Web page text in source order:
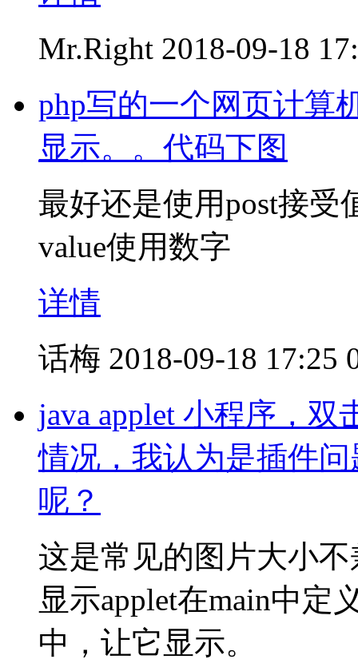
Mr.Right 2018-09-18
php写的一个网页计算
显示。。代码下图
最好还是使用post接受
value使用数字
详情
话梅 2018-09-18 17:25
java applet 小程序，
情况，我认为是插件
呢？
这是常见的图片大小
显示applet在main中定
中，让它显示。